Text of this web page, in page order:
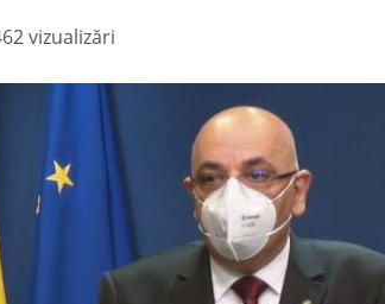
vizualizări